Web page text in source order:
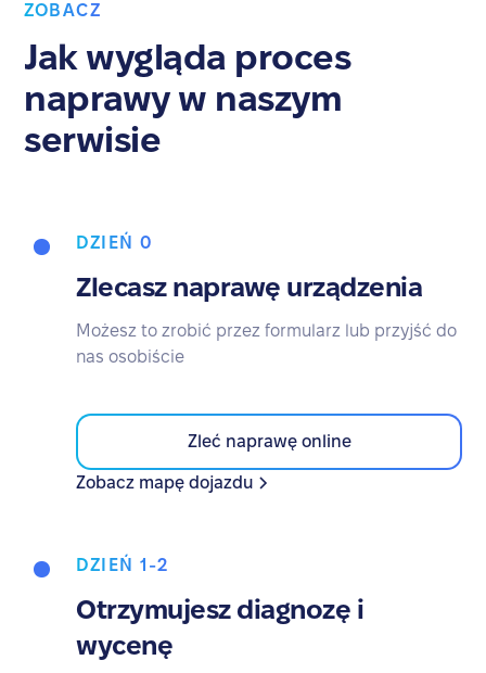
ZOBACZ
Jak wygląda proces
naprawy w naszym
serwisie
DZIEŃ 0
Zlecasz naprawę urządzenia
Możesz to zrobić przez formularz lub przyjść do
nas osobiście
Zleć naprawę online
Zobacz mapę dojazdu
DZIEŃ 1-2
Otrzymujesz diagnozę i
wycenę